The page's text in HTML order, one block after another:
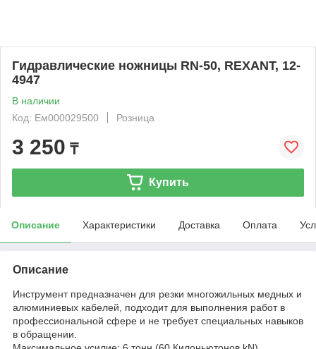
Гидравлические ножницы RN-50, REXANT, 12-
4947
В наличии
Код: Ем000029500
Розница
3 250 ₸
Купить
Описание Характеристики Доставка Оплата
Описание
Инструмент предназначен для резки многожильных медных и
алюминиевых кабелей, подходит для выполнения работ в
профессиональной сфере и не требует специальных навыков
в обращении.